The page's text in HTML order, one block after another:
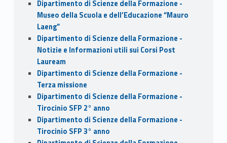
Dipartimento di Scienze della Formazione -
Museo della Scuola e dell’Educazione “Mauro
Laeng”
Dipartimento di Scienze della Formazione -
Notizie e Informazioni utili sui Corsi Post
Lauream
Dipartimento di Scienze della Formazione -
Terza missione
Dipartimento di Scienze della Formazione -
Tirocinio SFP 2° anno
Dipartimento di Scienze della Formazione -
Tirocinio SFP 3° anno